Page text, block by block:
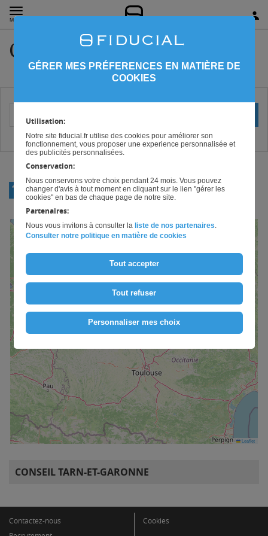
MENU
Conseil Tarn-et-Garonne
RETOUR
MIDI-PYRÉNÉES
+
−
Leaflet
CONSEIL TARN-ET-GARONNE
Contactez-nous
Cookies
GÉRER MES PRÉFERENCES EN MATIÈRE DE
COOKIES
Utilisation:
Notre site fiducial.fr utilise des cookies pour améliorer son
fonctionnement, vous proposer une experience personnalisée et
des publicités personnalisées.
Conservation:
Nous conservons votre choix pendant 24 mois. Vous pouvez
changer d'avis à tout moment en cliquant sur le lien "gérer les
cookies" en bas de chaque page de notre site.
Partenaires:
Nous vous invitons à consulter la liste de nos partenaires.
Consulter notre politique en matière de cookies
Tout accepter
Tout refuser
Personnaliser mes choix